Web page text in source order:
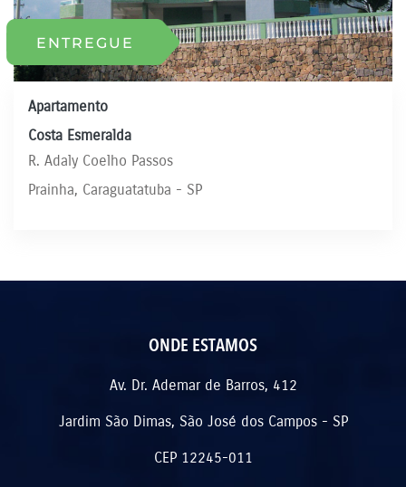
ENTREGUE
Apartamento
Costa Esmeralda
R. Adaly Coelho Passos
Prainha, Caraguatatuba - SP
ONDE ESTAMOS
Av. Dr. Ademar de Barros, 412
Jardim São Dimas, São José dos Campos - SP
CEP 12245-011